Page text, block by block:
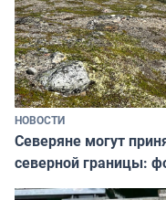
НОВОСТИ
Северяне могут
северной границы: